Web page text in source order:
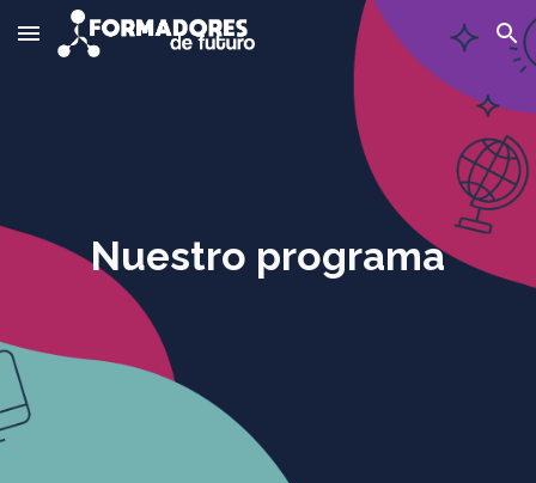
Skip to main content Skip to navigation
Nuestro programa